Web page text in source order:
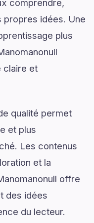
comprendre,
propres idées. Une
plus
claire et
qualité permet
et plus
Les contenus
et la
offre
des idées
du lecteur.